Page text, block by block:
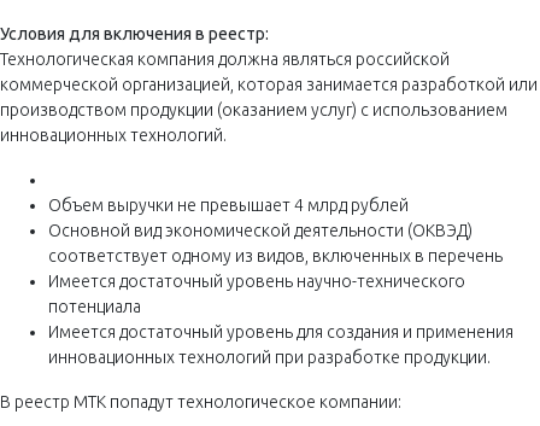
Условия для включения в реестр:
Технологическая компания должна являться российской
коммерческой организацией, которая занимается разработкой или
производством продукции (оказанием услуг) с использованием
инновационных технологий.
Объем выручки не превышает 4 млрд рублей
Основной вид экономической деятельности (ОКВЭД)
соответствует одному из видов, включенных в перечень
Имеется достаточный уровень научно-технического
потенциала
Имеется достаточный уровень для создания и применения
инновационных технологий при разработке продукции.
В реестр МТК попадут технологическое компании: